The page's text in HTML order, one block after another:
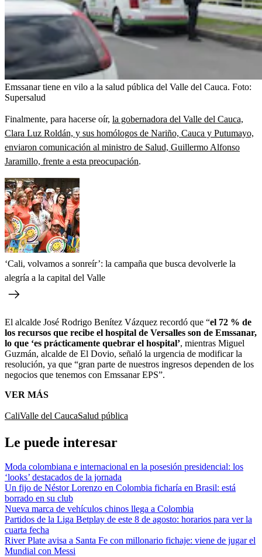
Emssanar tiene en vilo a la salud pública del Valle del Cauca. Foto:
Supersalud
Finalmente, para hacerse oír, la gobernadora del Valle del Cauca,
Clara Luz Roldán, y sus homólogos de Nariño, Cauca y Putumayo,
enviaron comunicación al ministro de Salud, Guillermo Alfonso
Jaramillo, frente a esta preocupación.
‘Cali, volvamos a sonreír’: la campaña que busca devolverle la
alegría a la capital del Valle
El alcalde José Rodrigo Benítez Vázquez recordó que “el 72 % de
los recursos que recibe el hospital de Versalles son de Emssanar,
lo que ‘es prácticamente quebrar el hospital’, mientras Miguel
Guzmán, alcalde de El Dovio, señaló la urgencia de modificar la
resolución, ya que “gran parte de nuestros ingresos dependen de los
negocios que tenemos con Emssanar EPS”.
VER MÁS
CaliValle del CaucaSalud pública
Le puede interesar
Moda colombiana e internacional en la posesión presidencial: los
‘looks’ destacados de la jornada
Un fijo de Néstor Lorenzo en Colombia ficharía en Brasil: está
borrado en su club
Nueva marca de vehículos chinos llega a Colombia
Partidos de la Liga Betplay de este 8 de agosto: horarios para ver la
cuarta fecha
River Plate avisa a Santa Fe con millonario fichaje: viene de jugar el
Mundial con Messi